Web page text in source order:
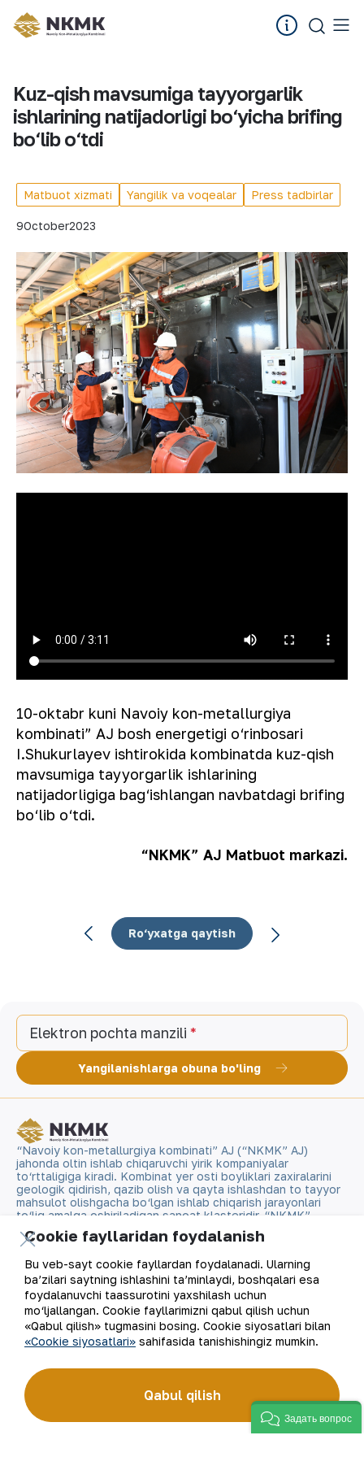
Kuz-qish mavsumiga tayyorgarlik
ishlarining natijadorligi bo‘yicha brifing
bo‘lib o‘tdi
Matbuot xizmati Yangilik va voqealar Press tadbirlar
9October2023
10-oktabr kuni Navoiy kon-metallurgiya
kombinati” AJ bosh energetigi o‘rinbosari
I.Shukurlayev ishtirokida kombinatda kuz-qish
mavsumiga tayyorgarlik ishlarining
natijadorligiga bag‘ishlangan navbatdagi brifing
bo‘lib o‘tdi.
“NKMK” AJ Matbuot markazi.
Ro‘yxatga qaytish
Elektron pochta manzili
Yangilanishlarga obuna bo'ling
“Navoiy kon-metallurgiya kombinati” AJ (“NKMK” AJ)
jahonda oltin ishlab chiqaruvchi yirik kompaniyalar
to‘rttaligiga kiradi. Kombinat yer osti boyliklari zaxiralarini
geologik qidirish, qazib olish va qayta ishlashdan to tayyor
mahsulot olishgacha bo‘lgan ishlab chiqarish jarayonlari
to‘liq amalga oshiriladigan sanoat klasteridir. “NKMK”
AJning “999,9” soflikdagi oltin quymalari jahonning
qimmatbaho metallar bo‘yicha birjalarida O‘zbekistonning
Kompaniya haqida
Bizning faoliyatimiz
Barqaror rivojlanish
Investorlarga
Aloqalar
Sayt xaritasi
Foydalanish shartlari
Cookie fayllaridan
foydalanish
Cookie fayllaridan foydalanish
Bu veb-sayt cookie fayllardan foydalanadi. Ularning
ba’zilari saytning ishlashini ta’minlaydi, boshqalari esa
foydalanuvchi taassurotini yaxshilash uchun
mo‘ljallangan. Cookie fayllarimizni qabul qilish uchun
«Qabul qilish» tugmasini bosing. Cookie siyosatlari bilan
«Cookie siyosatlari» sahifasida tanishishingiz mumkin.
Qabul qilish
Задать вопрос